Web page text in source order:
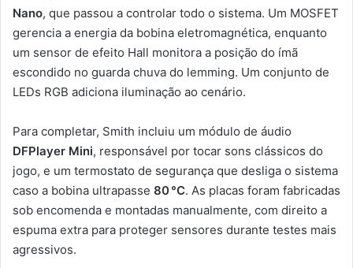
Nano, que passou a controlar todo o sistema. Um MOSFET
gerencia a energia da bobina eletromagnética, enquanto
um sensor de efeito Hall monitora a posição do ímã
escondido no guarda chuva do lemming. Um conjunto de
LEDs RGB adiciona iluminação ao cenário.
Para completar, Smith incluiu um módulo de áudio
DFPlayer Mini, responsável por tocar sons clássicos do
jogo, e um termostato de segurança que desliga o sistema
caso a bobina ultrapasse 80 °C. As placas foram fabricadas
sob encomenda e montadas manualmente, com direito a
espuma extra para proteger sensores durante testes mais
agressivos.